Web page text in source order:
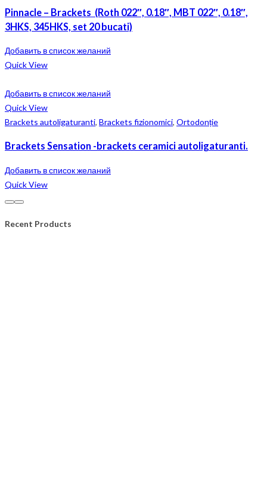
Pinnacle – Brackets (Roth 022″, 0.18″, MBT 022″, 0.18″,
3HKS, 345HKS, set 20 bucati)
Добавить в список желаний
Quick View
Добавить в список желаний
Quick View
Brackets autoligaturanti, Brackets fizionomici, Ortodonție
Brackets Sensation -brackets ceramici autoligaturanti.
Добавить в список желаний
Quick View
Recent Products